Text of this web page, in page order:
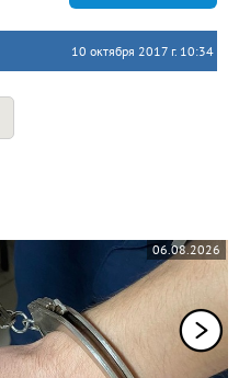
10 октября 2017 г. 10:34
06.08.2026